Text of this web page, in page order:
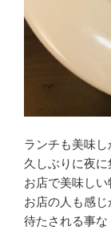
ランチも美味
久しぶりに夜
お店で美味しい
お店の人も感
待たされる事